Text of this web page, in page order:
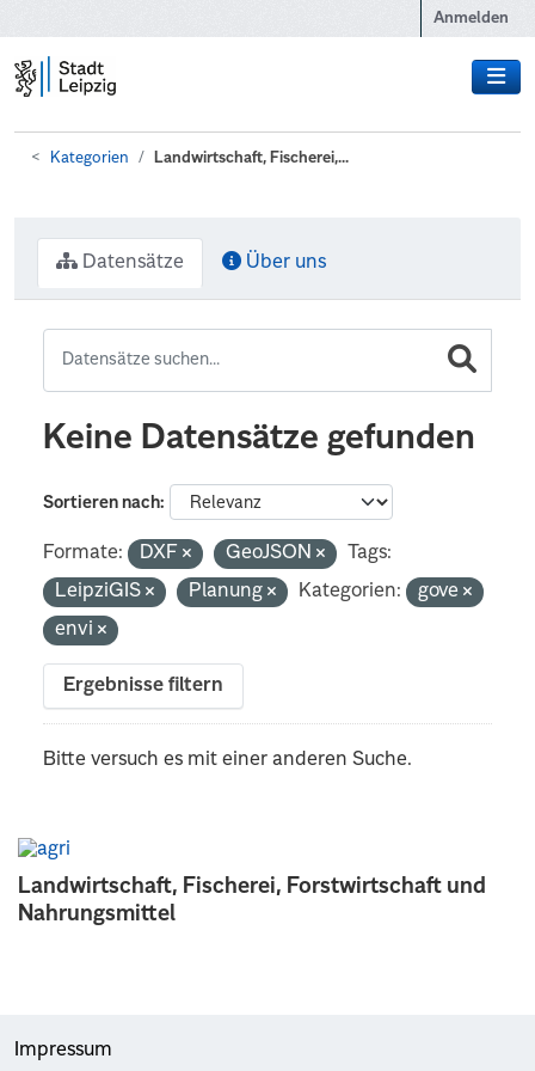
Anmelden
Kategorien Landwirtschaft, Fischerei,...
Landwirtschaft, Fischerei, Forstwirtschaft und
Nahrungsmittel
Datensätze Über uns
Keine Datensätze gefunden
Sortieren nach
Formate: DXF GeoJSON
Tags:
LeipziGIS
Planung Kategorien:
gove
envi
Ergebnisse filtern
Bitte versuch es mit einer anderen Suche.
Impressum